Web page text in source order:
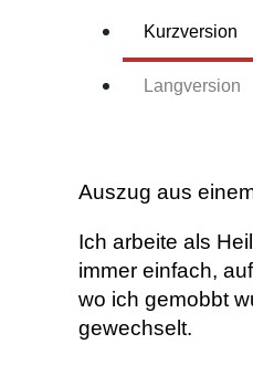
Kurzversion
Langversion
Auszug aus
Ich arbeite als
immer einfach,
wo ich gemobbt
gewechselt.